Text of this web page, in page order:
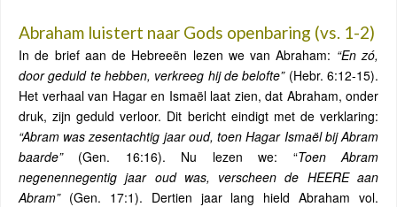
Abraham luistert naar Gods openbaring (vs. 1-2)
In de brief aan de Hebreeën lezen we van Abraham: “En zó,
door geduld te hebben, verkreeg hij de belofte”(Hebr. 6:12-15).
Het verhaal van Hagar en Ismaël laat zien, dat Abraham, onder
druk, zijn geduld verloor. Dit bericht eindigt met de verklaring:
“Abram was zesentachtig jaar oud, toen Hagar Ismaël bij Abram
baarde”(Gen. 16:16). Nu lezen we: “Toen Abram
negenennegentig jaar oud was, verscheen de HEERE aan
Abram”(Gen. 17:1). Dertien jaar lang hield Abraham vol.